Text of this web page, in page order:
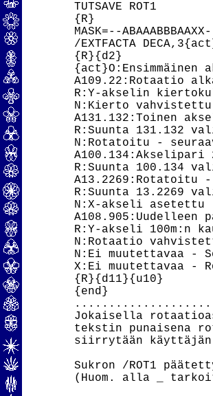
TUTSAVE ROT1
{R}
MASK=--
/EXTFACTA
{R}{d2}
A109.22:Rotaatio
R:Y-akselin
N:Kierto
A131.132:Toinen
R:Suunta 131.132
N:Rotatoitu -
R:Suunta 100.134
A13.2269:Rotatoitu
R:Suunta 13.2269
N:X-akseli asetettu
R:Y-akseli 100m:n
N:Rotaatio
N:Ei muutettavaa -
X:Ei muutettavaa -
{R}{d11}{u10}
{end}
Jokaisella
tekstin punaisena
siirrytään käyttäjän
Sukron /ROT1
(Huom. alla _